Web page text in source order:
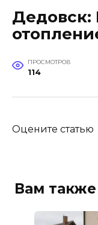
Дедовск:
ПРОСМОТРОВ
114
Оцените статью
Вам